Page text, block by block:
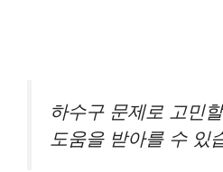
하수구 문제로 고민
도움을 받아를 수 있